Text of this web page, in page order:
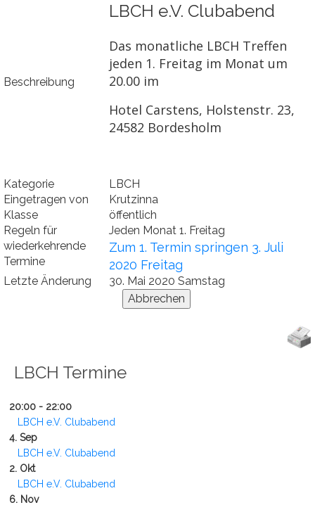
Beschreibung
LBCH e.V. Clubabend
Das monatliche LBCH Treffen
jeden 1. Freitag im Monat um
20.00 im
Hotel Carstens, Holstenstr. 23,
24582 Bordesholm
Kategorie
LBCH
Eingetragen von
Krutzinna
Klasse
öffentlich
Regeln für
wiederkehrende
Termine
Jeden Monat 1. Freitag
Zum 1. Termin springen 3. Juli
2020 Freitag
Letzte Änderung 30. Mai 2020 Samstag
LBCH Termine
20:00 - 22:00
LBCH e.V. Clubabend
4. Sep
LBCH e.V. Clubabend
2. Okt
LBCH e.V. Clubabend
6. Nov